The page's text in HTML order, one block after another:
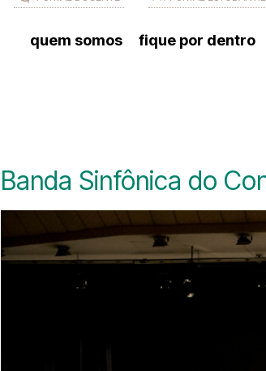
quem somos fique por dentro
Banda Sinfônica do